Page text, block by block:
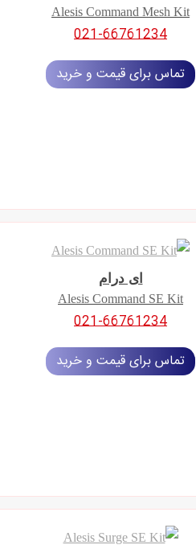
Alesis Command Mesh Kit
021-66761234
تماس برای قیمت و خرید
ای درام
Alesis Command SE Kit
021-66761234
تماس برای قیمت و خرید